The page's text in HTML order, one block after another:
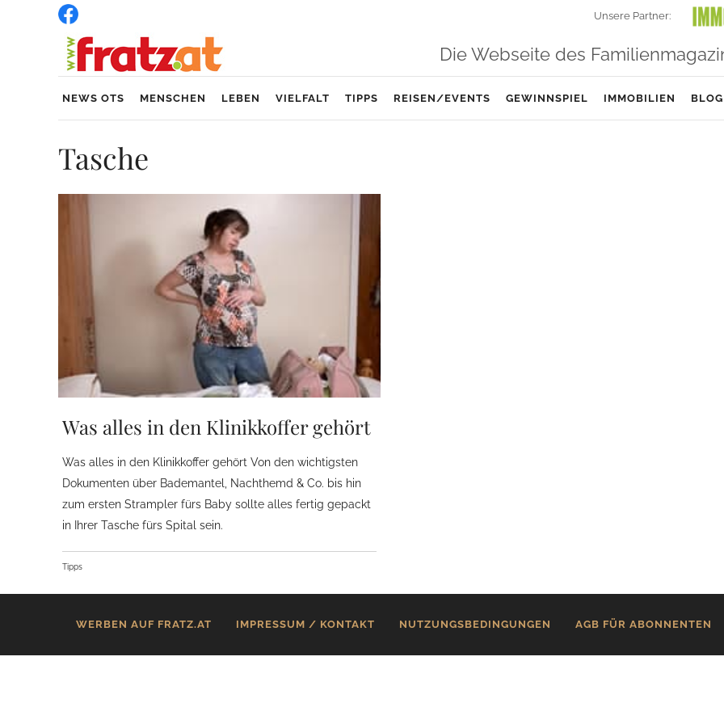
Unsere Partner:
Die Webseite des
NEWS OTS MENSCHEN LEBEN VIELFALT TIPPS REISEN/EVENTS GEWINNSPIEL IMMOBILIEN BLOG
Tasche
Was alles in den Klinikkoffer gehört
Was alles in den Klinikkoffer gehört Von den wichtigsten
Dokumenten über Bademantel, Nachthemd & Co. bis hin
zum ersten Strampler fürs Baby sollte alles fertig gepackt
in Ihrer Tasche fürs Spital sein.
Tipps
WERBEN AUF FRATZ.AT IMPRESSUM / KONTAKT NUTZUNGSBEDINGUNGEN AGB FÜR ABONNENTEN